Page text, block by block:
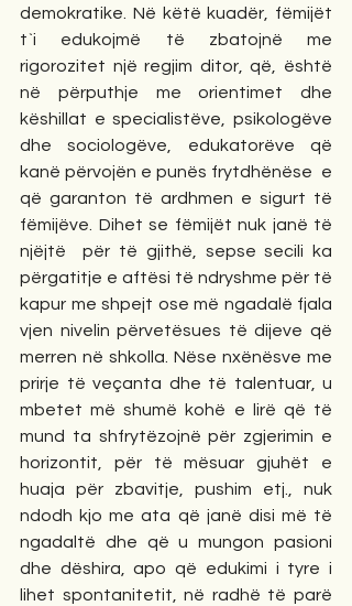
demokratike. Në këtë kuadër, fëmijët
t`i edukojmë të zbatojnë me
rigorozitet një regjim ditor, që, është
në përputhje me orientimet dhe
këshillat e specialistëve, psikologëve
dhe sociologëve, edukatorëve që
kanë përvojën e punës frytdhënëse  e
që garanton të ardhmen e sigurt të
fëmijëve. Dihet se fëmijët nuk janë të
njëjtë  për të gjithë, sepse secili ka
përgatitje e aftësi të ndryshme për të
kapur me shpejt ose më ngadalë fjala
vjen nivelin përvetësues të dijeve që
merren në shkolla. Nëse nxënësve me
prirje të veçanta dhe të talentuar, u
mbetet më shumë kohë e lirë që të
mund ta shfrytëzojnë për zgjerimin e
horizontit, për të mësuar gjuhët e
huaja për zbavitje, pushim etj., nuk
ndodh kjo me ata që janë disi më të
ngadaltë dhe që u mungon pasioni
dhe dëshira, apo që edukimi i tyre i
lihet spontanitetit, në radhë të parë